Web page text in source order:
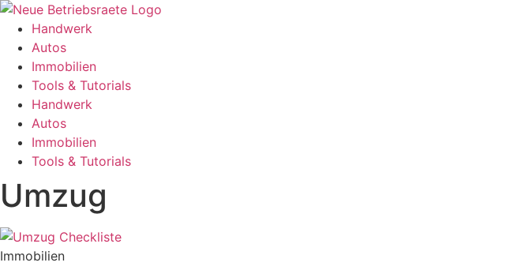
Handwerk
Autos
Immobilien
Tools & Tutorials
Handwerk
Autos
Immobilien
Tools & Tutorials
Umzug
Immobilien